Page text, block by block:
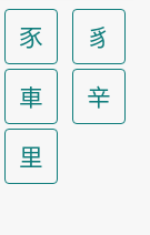
豕
豸
車
辛
里